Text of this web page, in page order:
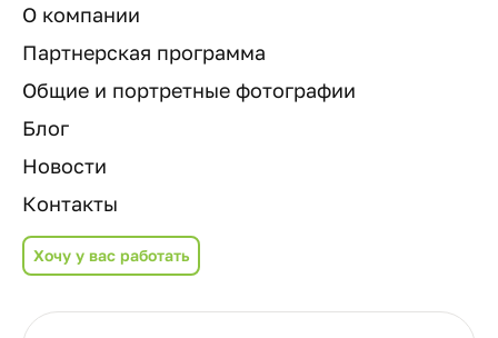
О компании
Партнерская программа
Общие и портретные фотографии
Блог
Новости
Контакты
Хочу у вас работать